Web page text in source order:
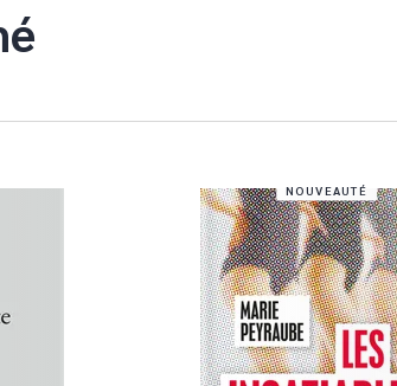
NOUVEAUTÉ